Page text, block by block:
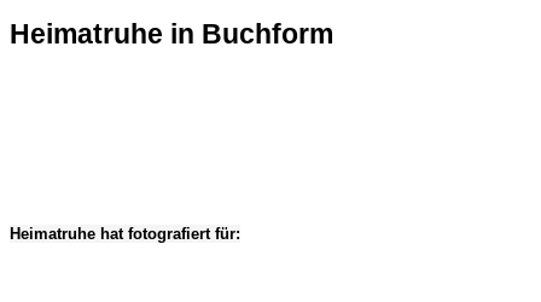
Heimatruhe in Buchform
Heimatruhe hat fotografiert für: